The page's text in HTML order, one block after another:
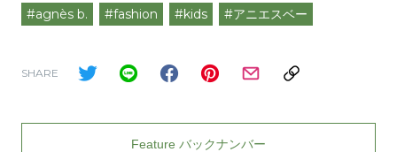
#agnès b. #fashion #kids #アニエスベー
SHARE
Feature バックナンバー